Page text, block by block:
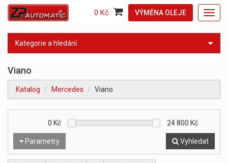
VÝMĚNA OLEJE
0 Kč
Kategorie a hledání
Viano
Katalog Mercedes Viano
Parametry
0 Kč 24 800 Kč
Vyhledat